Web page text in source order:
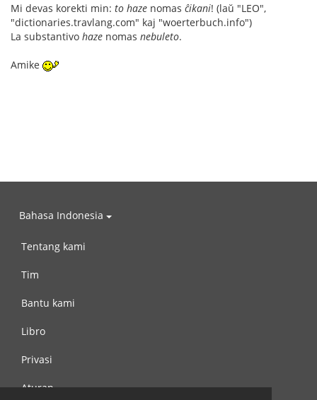
Mi devas korekti min: to haze nomas ĉikani! (laŭ "LEO",
"dictionaries.travlang.com" kaj "woerterbuch.info")
La substantivo haze nomas nebuleto.
Amike
Bahasa Indonesia
Tentang kami
Tim
Bantu kami
Libro
Privasi
Aturan